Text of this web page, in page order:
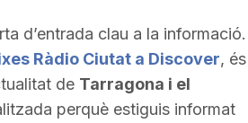
d’entrada clau a la informació.
Ràdio Ciutat a Discover, és
de Tarragona i el
perquè estiguis informat